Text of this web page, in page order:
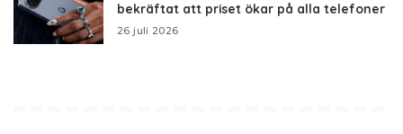
bekräftat att priset ökar på alla telefoner
26 juli 2026